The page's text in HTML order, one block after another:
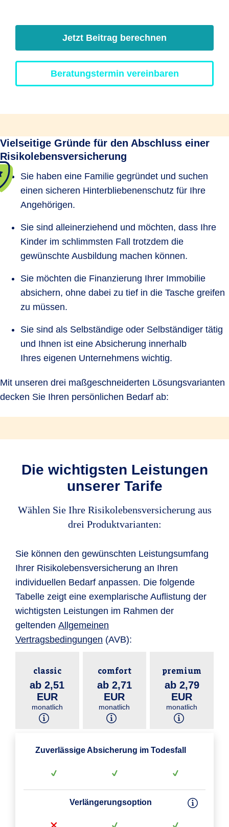
Jetzt Beitrag berechnen
Beratungstermin vereinbaren
Vielseitige Gründe für den Abschluss einer
Risikolebensversicherung
Sie haben eine Familie gegründet und suchen
einen sicheren Hinterbliebenenschutz für Ihre
Angehörigen.
Sie sind alleinerziehend und möchten, dass Ihre
Kinder im schlimmsten Fall trotzdem die
gewünschte Ausbildung machen können.
Sie möchten die Finanzierung Ihrer Immobilie
absichern, ohne dabei zu tief in die Tasche greifen
zu müssen.
Sie sind als Selbständige oder Selbständiger tätig
und Ihnen ist eine Absicherung innerhalb
Ihres eigenen Unternehmens wichtig.
Mit unseren drei maßgeschneiderten Lösungsvarianten
decken Sie Ihren persönlichen Bedarf ab:
Die wichtigsten Leistungen
unserer Tarife
Wählen Sie Ihre Risikolebensversicherung aus
drei Produktvarianten:
Sie können den gewünschten Leistungsumfang
Ihrer Risikolebensversicherung an Ihren
individuellen Bedarf anpassen. Die folgende
Tabelle zeigt eine exemplarische Auflistung der
wichtigsten Leistungen im Rahmen der
geltenden Allgemeinen
Vertragsbedingungen (AVB):
classic
ab 2,51
EUR
monatlich
comfort
ab 2,71
EUR
monatlich
premium
ab 2,79
EUR
monatlich
Zuverlässige Absicherung im Todesfall
Verlängerungsoption